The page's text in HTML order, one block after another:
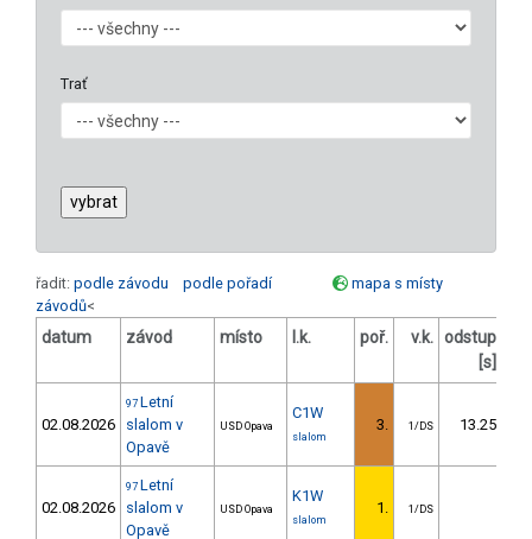
Trať
řadit: podle závodu podle pořadí
mapa s místy
závodů<
datum závod místo l.k. poř. v.k. odstup
[s]
02.08.2026
97 Letní
slalom v
Opavě
USD Opava
C1W
slalom
3. 1/DS 13.25
02.08.2026
97 Letní
slalom v
Opavě
USD Opava
K1W
slalom
1. 1/DS